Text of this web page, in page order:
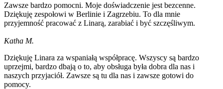
Zawsze bardzo pomocni. Moje doświadczenie jest bezcenne.
Dziękuję zespołowi w Berlinie i Zagrzebiu. To dla mnie
przyjemność pracować z Linarą, zarabiać i być szczęśliwym.
Katha M.
Dziękuję Linara za wspaniałą współpracę. Wszyscy są bardzo
uprzejmi, bardzo dbają o to, aby obsługa była dobra dla nas i
naszych przyjaciół. Zawsze są tu dla nas i zawsze gotowi do
pomocy.